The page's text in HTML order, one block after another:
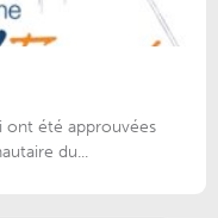
ont été approuvées
du...